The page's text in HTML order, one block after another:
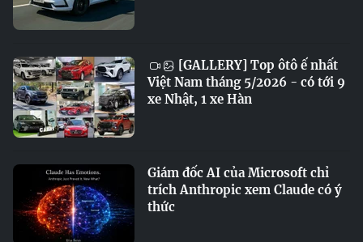
[GALLERY] Top ôtô ế nhất
Việt Nam tháng 5/2026 - có tới 9
xe Nhật, 1 xe Hàn
Giám đốc AI của Microsoft chỉ
trích Anthropic xem Claude có ý
thức